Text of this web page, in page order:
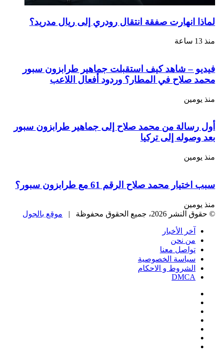
لماذا انهارت صفقة انتقال رودري إلى ريال مدريد؟
منذ 13 ساعة
فيديو – شاهد كيف استقبلت جماهير طرابزون سبور
محمد صلاح في المطار؟ وردود أفعال اللاعب
منذ يومين
أول رسالة من محمد صلاح إلى جماهير طرابزون سبور
بعد وصوله إلى تركيا
منذ يومين
سبب اختيار محمد صلاح الرقم 61 مع طرابزون سبور؟
منذ يومين
© حقوق النشر 2026، جميع الحقوق محفوظة |
موقع بالجول
آخر الأخبار
من نحن
تواصل معنا
سياسة الخصوصية
الشروط و الاحكام
DMCA